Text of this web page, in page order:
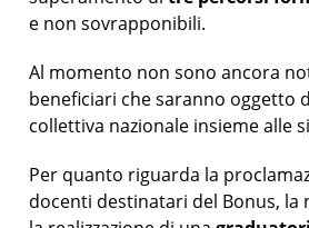
e non sovrapponibili.
Al momento non sono ancora
beneficiari che saranno oggetto
collettiva nazionale insieme alle
Per quanto riguarda la
docenti destinatari del Bonus, la